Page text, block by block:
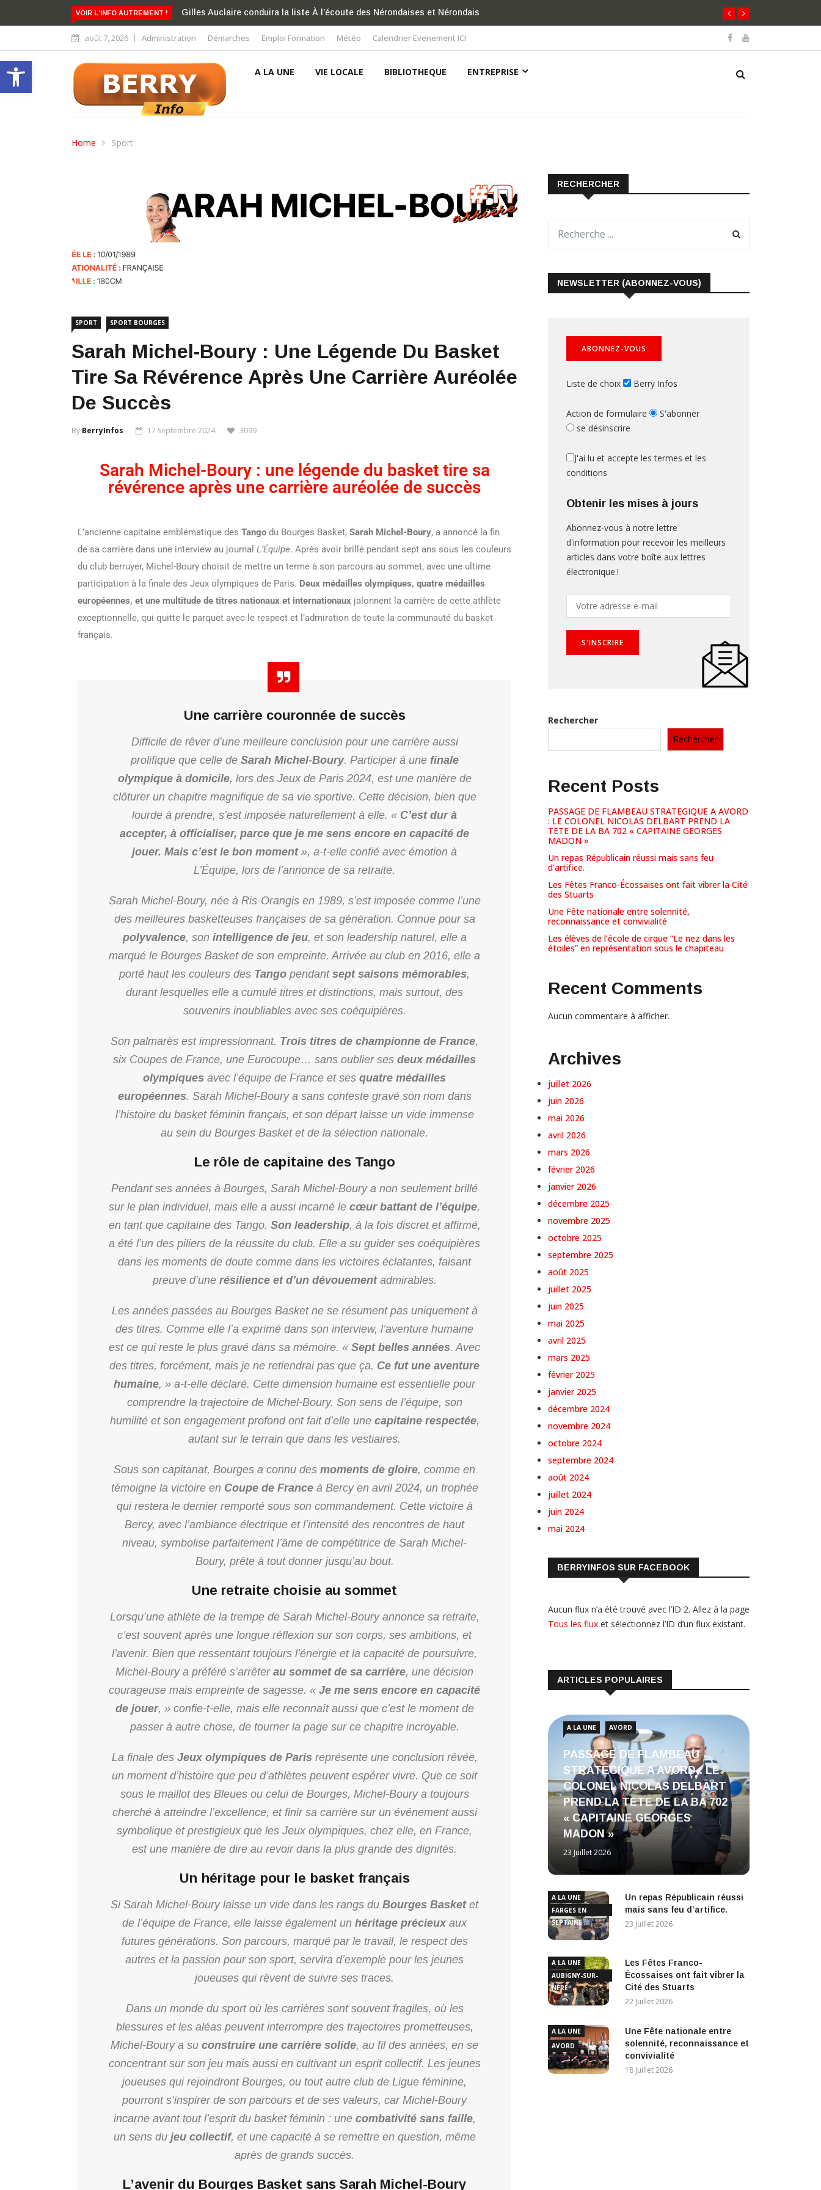
Ouvrir la barre d’outils
VOIR L'INFO AUTREMENT !
À l’écoute des Nérondaises et Nérondais
La directrice des Bains-Douches de Lignières distinguée par l’ordre des
Arts et des Lettres
août 7, 2026 Administration Démarches Emploi Formation Météo Calendrier Evenement ICI
A LA UNE VIE LOCALE BIBLIOTHEQUE ENTREPRISE
Home Sport
SPORT SPORT BOURGES
Sarah Michel-Boury : Une Légende Du Basket
Tire Sa Révérence Après Une Carrière Auréolée
De Succès
By BerryInfos 17 Septembre 2024 3099
Sarah Michel-Boury : une légende du basket tire sa
révérence après une carrière auréolée de succès
L’ancienne capitaine emblématique des Tango du Bourges Basket, Sarah Michel-Boury, a annoncé la fin
de sa carrière dans une interview au journal L’Équipe. Après avoir brillé pendant sept ans sous les couleurs
du club berruyer, Michel-Boury choisit de mettre un terme à son parcours au sommet, avec une ultime
participation à la finale des Jeux olympiques de Paris. Deux médailles olympiques, quatre médailles
européennes, et une multitude de titres nationaux et internationaux jalonnent la carrière de cette athlète
exceptionnelle, qui quitte le parquet avec le respect et l’admiration de toute la communauté du basket
français.
Une carrière couronnée de succès
Difficile de rêver d’une meilleure conclusion pour une carrière aussi
prolifique que celle de Sarah Michel-Boury. Participer à une finale
olympique à domicile, lors des Jeux de Paris 2024, est une manière de
clôturer un chapitre magnifique de sa vie sportive. Cette décision, bien que
lourde à prendre, s’est imposée naturellement à elle. « C’est dur à
accepter, à officialiser, parce que je me sens encore en capacité de
jouer. Mais c’est le bon moment», a-t-elle confié avec émotion à
L’Équipe, lors de l’annonce de sa retraite.
Sarah Michel-Boury, née à Ris-Orangis en 1989, s’est imposée comme l’une
des meilleures basketteuses françaises de sa génération. Connue pour sa
polyvalence, son intelligence de jeu, et son leadership naturel, elle a
marqué le Bourges Basket de son empreinte. Arrivée au club en 2016, elle a
porté haut les couleurs des Tango pendant sept saisons mémorables,
durant lesquelles elle a cumulé titres et distinctions, mais surtout, des
souvenirs inoubliables avec ses coéquipières.
Son palmarès est impressionnant. Trois titres de championne de France,
six Coupes de France, une Eurocoupe… sans oublier ses deux médailles
olympiques avec l’équipe de France et ses quatre médailles
européennes. Sarah Michel-Boury a sans conteste gravé son nom dans
l’histoire du basket féminin français, et son départ laisse un vide immense
au sein du Bourges Basket et de la sélection nationale.
Le rôle de capitaine des Tango
Pendant ses années à Bourges, Sarah Michel-Boury a non seulement brillé
sur le plan individuel, mais elle a aussi incarné le cœur battant de l’équipe,
en tant que capitaine des Tango. Son leadership, à la fois discret et affirmé,
a été l’un des piliers de la réussite du club. Elle a su guider ses coéquipières
dans les moments de doute comme dans les victoires éclatantes, faisant
preuve d’une résilience et d’un dévouementadmirables.
Les années passées au Bourges Basket ne se résument pas uniquement à
des titres. Comme elle l’a exprimé dans son interview, l’aventure humaine
est ce qui reste le plus gravé dans sa mémoire. « Sept belles années. Avec
des titres, forcément, mais je ne retiendrai pas que ça. Ce fut une aventure
humaine, » a-t-elle déclaré. Cette dimension humaine est essentielle pour
comprendre la trajectoire de Michel-Boury. Son sens de l’équipe, son
humilité et son engagement profond ont fait d’elle une capitaine respectée,
autant sur le terrain que dans les vestiaires.
Sous son capitanat, Bourges a connu des moments de gloire, comme en
témoigne la victoire en Coupe de Franceà Bercy en avril 2024, un trophée
qui restera le dernier remporté sous son commandement. Cette victoire à
Bercy, avec l’ambiance électrique et l’intensité des rencontres de haut
niveau, symbolise parfaitement l’âme de compétitrice de Sarah Michel-
Boury, prête à tout donner jusqu’au bout.
Une retraite choisie au sommet
Lorsqu’une athlète de la trempe de Sarah Michel-Boury annonce sa retraite,
c’est souvent après une longue réflexion sur son corps, ses ambitions, et
l’avenir. Bien que ressentant toujours l’énergie et la capacité de poursuivre,
Michel-Boury a préféré s’arrêter au sommet de sa carrière, une décision
courageuse mais empreinte de sagesse. « Je me sens encore en capacité
de jouer, » confie-t-elle, mais elle reconnaît aussi que c’est le moment de
passer à autre chose, de tourner la page sur ce chapitre incroyable.
La finale des Jeux olympiques de Parisreprésente une conclusion rêvée,
un moment d’histoire que peu d’athlètes peuvent espérer vivre. Que ce soit
sous le maillot des Bleues ou celui de Bourges, Michel-Boury a toujours
cherché à atteindre l’excellence, et finir sa carrière sur un événement aussi
symbolique et prestigieux que les Jeux olympiques, chez elle, en France,
est une manière de dire au revoir dans la plus grande des dignités.
Un héritage pour le basket français
Si Sarah Michel-Boury laisse un vide dans les rangs du Bourges Basketet
de l’équipe de France, elle laisse également un héritage précieuxaux
futures générations. Son parcours, marqué par le travail, le respect des
autres et la passion pour son sport, servira d’exemple pour les jeunes
joueuses qui rêvent de suivre ses traces.
Dans un monde du sport où les carrières sont souvent fragiles, où les
blessures et les aléas peuvent interrompre des trajectoires prometteuses,
Michel-Boury a su construire une carrière solide, au fil des années, en se
concentrant sur son jeu mais aussi en cultivant un esprit collectif. Les jeunes
joueuses qui rejoindront Bourges, ou tout autre club de Ligue féminine,
pourront s’inspirer de son parcours et de ses valeurs, car Michel-Boury
incarne avant tout l’esprit du basket féminin : une combativité sans faille,
un sens du jeu collectif, et une capacité à se remettre en question, même
après de grands succès.
L’avenir du Bourges Basket sans Sarah Michel-Boury
RECHERCHER
NEWSLETTER (ABONNEZ-VOUS)
Liste de choix Berry Infos
Action de formulaire
S'abonner
se désinscrire
J'ai lu et accepte les termes et les
conditions
Obtenir les mises à jours
Abonnez-vous à notre lettre
d'information pour recevoir les meilleurs
articles dans votre boîte aux lettres
électronique.!
Rechercher
Rechercher
Recent Posts
PASSAGE DE FLAMBEAU STRATEGIQUE A AVORD
: LE COLONEL NICOLAS DELBART PREND LA
TETE DE LA BA 702 « CAPITAINE GEORGES
MADON »
Un repas Républicain réussi mais sans feu
d’artifice.
Les Fêtes Franco-Écossaises ont fait vibrer la Cité
des Stuarts
Une Fête nationale entre solennité,
reconnaissance et convivialité
Les élèves de l’école de cirque “Le nez dans les
étoiles” en représentation sous le chapiteau
Recent Comments
Aucun commentaire à afficher.
Archives
juillet 2026
juin 2026
mai 2026
avril 2026
mars 2026
février 2026
janvier 2026
décembre 2025
novembre 2025
octobre 2025
septembre 2025
août 2025
juillet 2025
juin 2025
mai 2025
avril 2025
mars 2025
février 2025
janvier 2025
décembre 2024
novembre 2024
octobre 2024
septembre 2024
août 2024
juillet 2024
juin 2024
mai 2024
BERRYINFOS SUR FACEBOOK
Aucun flux n’a été trouvé avec l’ID 2. Allez à la page
Tous les flux et sélectionnez l’ID d’un flux existant.
ARTICLES POPULAIRES
A LA UNE AVORD
PASSAGE DE FLAMBEAU
STRATEGIQUE A AVORD : LE
COLONEL NICOLAS DELBART
PREND LA TETE DE LA BA 702
« CAPITAINE GEORGES
MADON »
23 Juillet 2026
A LA UNE
FARGES EN
SEPTAINE
Un repas Républicain réussi
mais sans feu d’artifice.
23 Juillet 2026
A LA UNE
AUBIGNY-SUR-
NÈRE
Les Fêtes Franco-
Écossaises ont fait vibrer la
Cité des Stuarts
22 Juillet 2026
A LA UNE
AVORD
Une Fête nationale entre
solennité, reconnaissance et
convivialité
18 Juillet 2026